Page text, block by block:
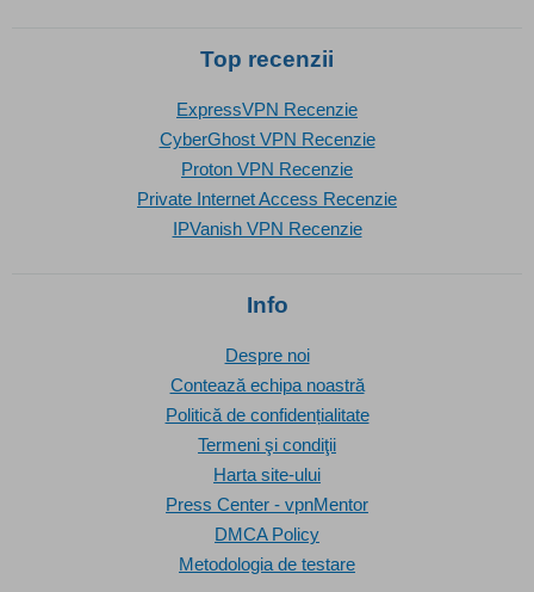
Top recenzii
ExpressVPN Recenzie
CyberGhost VPN Recenzie
Proton VPN Recenzie
Private Internet Access Recenzie
IPVanish VPN Recenzie
Info
Despre noi
Contează echipa noastră
Politică de confidențialitate
Termeni şi condiţii
Harta site-ului
Press Center - vpnMentor
DMCA Policy
Metodologia de testare